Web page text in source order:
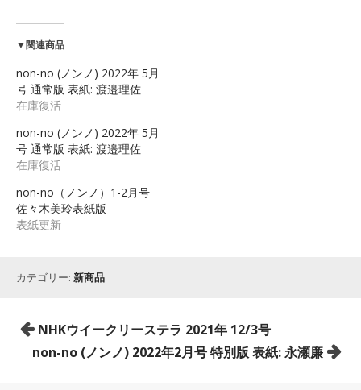
▼関連商品
non-no (ノンノ) 2022年 5月
号 通常版 表紙: 渡邉理佐
在庫復活
non-no (ノンノ) 2022年 5月
号 通常版 表紙: 渡邉理佐
在庫復活
non-no（ノンノ）1-2月号
佐々木美玲表紙版
表紙更新
カテゴリー: 新商品
投
稿
NHKウイークリーステラ 2021年 12/3号
non-no (ノンノ) 2022年2月号 特別版 表紙: 永瀬廉